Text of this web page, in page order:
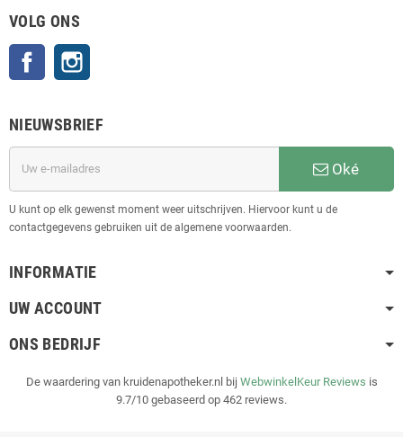
VOLG ONS
Facebook
NIEUWSBRIEF
Oké
U kunt op elk gewenst moment weer uitschrijven. Hiervoor kunt u de
contactgegevens gebruiken uit de algemene voorwaarden.
INFORMATIE
UW ACCOUNT
ONS BEDRIJF
De waardering van kruidenapotheker.nl bij WebwinkelKeur Reviews is
9.7/10 gebaseerd op 462 reviews.